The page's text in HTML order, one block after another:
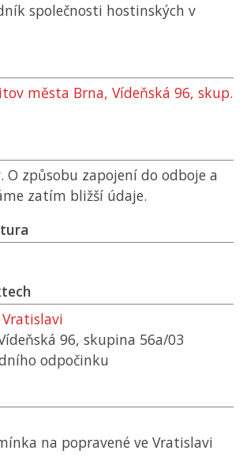
společnosti hostinských v
města Brna, Vídeňská 96, skup.
O způsobu zapojení do odboje a
zatím bližší údaje.
96, skupina 56a/03
odpočinku
na popravené ve Vratislavi